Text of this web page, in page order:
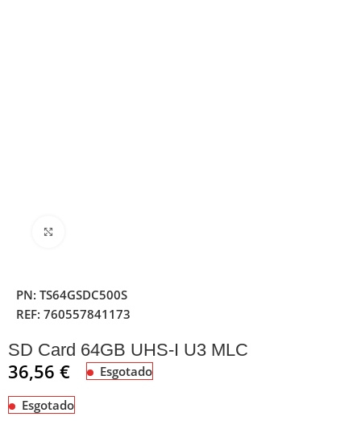
PN:TS64GSDC500S
REF:760557841173
SD Card 64GB UHS-I U3 MLC
36,56€ Esgotado
Esgotado